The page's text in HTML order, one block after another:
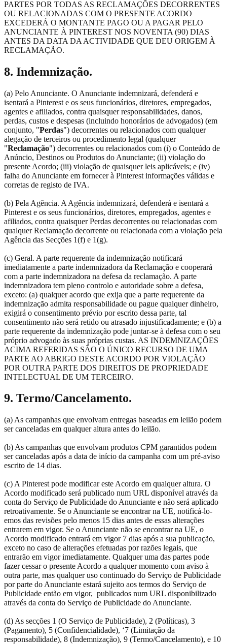
PARTES POR TODAS AS RECLAMAÇÕES DECORRENTES
OU RELACIONADAS COM O PRESENTE ACORDO
EXCEDERÁ O MONTANTE PAGO OU A PAGAR PELO
ANUNCIANTE À PINTEREST NOS NOVENTA (90) DIAS
ANTES DA DATA DA ACTIVIDADE QUE DEU ORIGEM À
RECLAMAÇÃO.
8. Indemnização.
(a) Pelo Anunciante. O Anunciante indemnizará, defenderá e
isentará a Pinterest e os seus funcionários, diretores, empregados,
agentes e afiliados, contra quaisquer responsabilidades, danos,
perdas, custos e despesas (incluindo honorários de advogados) (em
conjunto, "Perdas") decorrentes ou relacionados com qualquer
alegação de terceiros ou procedimento legal (qualquer
"Reclamação") decorrentes ou relacionados com (i) o Conteúdo de
Anúncio, Destinos ou Produtos do Anunciante; (ii) violação do
presente Acordo; (iii) violação de quaisquer leis aplicáveis; e (iv)
falha do Anunciante em fornecer à Pinterest informações válidas e
corretas de registo de IVA.
(b) Pela Agência. A Agência indemnizará, defenderá e isentará a
Pinterest e os seus funcionários, diretores, empregados, agentes e
afiliados, contra quaisquer Perdas decorrentes ou relacionadas com
qualquer Reclamação decorrente ou relacionada com a violação pela
Agência das Secções 1(f) e 1(g).
(c) Geral. A parte requerente da indemnização notificará
imediatamente a parte indemnizadora da Reclamação e cooperará
com a parte indemnizadora na defesa da reclamação. A parte
indemnizadora tem pleno controlo e autoridade sobre a defesa,
exceto: (a) qualquer acordo que exija que a parte requerente da
indemnização admita responsabilidade ou pague qualquer dinheiro,
exigirá o consentimento prévio por escrito dessa parte, tal
consentimento não será retido ou atrasado injustificadamente; e (b) a
parte requerente da indemnização pode juntar-se à defesa com o seu
próprio advogado às suas próprias custas. AS INDEMNIZAÇÕES
ACIMA REFERIDAS SÃO O ÚNICO RECURSO DE UMA
PARTE AO ABRIGO DESTE ACORDO POR VIOLAÇÃO
POR OUTRA PARTE DOS DIREITOS DE PROPRIEDADE
INTELECTUAL DE UM TERCEIRO.
9. Termo/Cancelamento.
(a) As campanhas que envolvam entregas baseadas em leilão podem
ser canceladas em qualquer altura antes do leilão.
(b) As campanhas que envolvam produtos CPM garantidos podem
ser canceladas após a data de início da campanha com um pré-aviso
escrito de 14 dias.
(c) A Pinterest pode modificar este Acordo em qualquer altura. O
Acordo modificado será publicado num URL disponível através da
conta do Serviço de Publicidade do Anunciante e não será aplicado
retroativamente. Se o Anunciante se encontrar na UE, notificá-lo-
emos das revisões pelo menos 15 dias antes de essas alterações
entrarem em vigor. Se o Anunciante não se encontrar na UE, o
Acordo modificado entrará em vigor 7 dias após a sua publicação,
exceto no caso de alterações efetuadas por razões legais, que
entrarão em vigor imediatamente. Qualquer uma das partes pode
fazer cessar o presente Acordo a qualquer momento com aviso à
outra parte, mas qualquer uso continuado do Serviço de Publicidade
por parte do Anunciante estará sujeito aos termos do Serviço de
Publicidade então em vigor, publicados num URL disponibilizado
através da conta do Serviço de Publicidade do Anunciante.
(d) As secções 1 (O Serviço de Publicidade), 2 (Políticas), 3
(Pagamento), 5 (Confidencialidade), ‘7 (Limitação da
responsabilidade), 8 (Indemnização), 9 (Termo/Cancelamento), e 10